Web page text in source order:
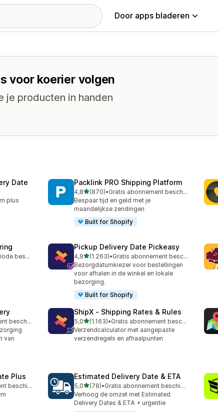
Door apps bladeren
voor koerier volgen
je producten in handen
Date
plus
Packlink PRO Shipping Platform
4,8van 5 sterren
(870)
870 recensies in totaal
•
Gratis abonnement beschikbaar
Bespaar tijd en geld met je
maandelijkse zendingen
Built for Shopify
Gratis proefperiode beschikbaar
Pickup Delivery Date Pickeasy
4,9van 5 sterren
(1.263)
1263 recensies in totaal
•
Gratis abonnement beschikbaar
Bezorgdatumkiezer voor bestellingen
voor afhalen in de winkel en lokale
bezorging.
Built for Shopify
Gratis abonnement beschikbaar
van
ShipX ‑ Shipping Rates & Rules
5,0van 5 sterren
(1.163)
1163 recensies in totaal
•
Gratis abonnement beschikbaar
Verzendcalculator met aangepaste
verzendregels en afhaalpunten
Plus
Gratis abonnement beschikbaar
Estimated Delivery Date & ETA
5,0van 5 sterren
(78)
78 recensies in totaal
•
Gratis abonnement beschikbaar
Verhoog de omzet met Estimated
Delivery Dates & ETA + urgentie